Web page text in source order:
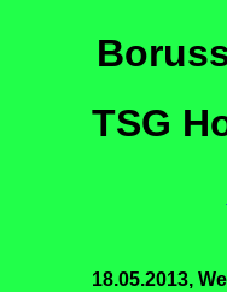
TSG
18.05.2013,